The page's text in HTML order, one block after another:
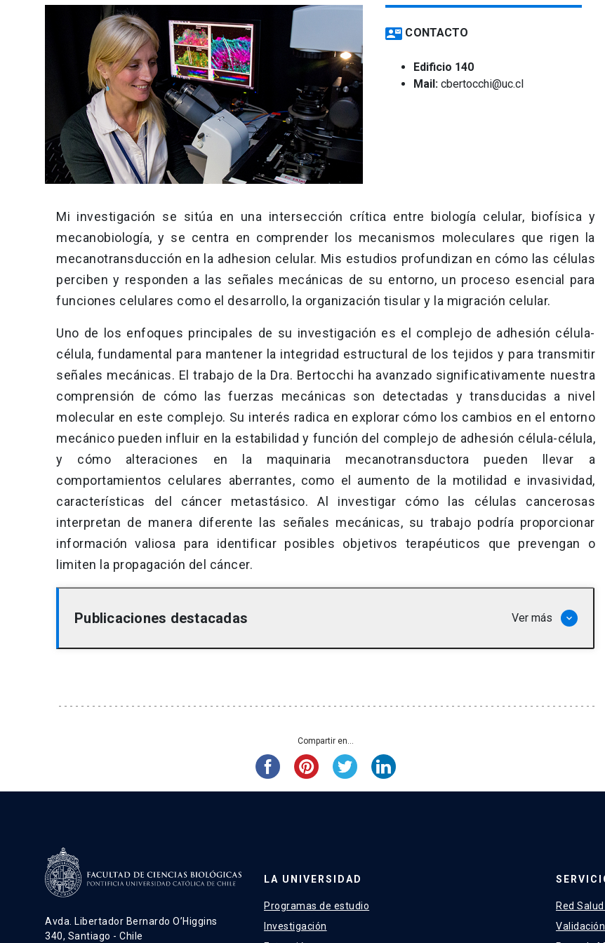
contact_mail CONTACTO
Edificio 140
Mail: cbertocchi@uc.cl
Mi investigación se sitúa en una intersección crítica entre biología celular, biofísica y
mecanobiología, y se centra en comprender los mecanismos moleculares que rigen la
mecanotransducción en la adhesion celular. Mis estudios profundizan en cómo las células
perciben y responden a las señales mecánicas de su entorno, un proceso esencial para
funciones celulares como el desarrollo, la organización tisular y la migración celular.
Uno de los enfoques principales de su investigación es el complejo de adhesión célula-
célula, fundamental para mantener la integridad estructural de los tejidos y para transmitir
señales mecánicas. El trabajo de la Dra. Bertocchi ha avanzado significativamente nuestra
comprensión de cómo las fuerzas mecánicas son detectadas y transducidas a nivel
molecular en este complejo. Su interés radica en explorar cómo los cambios en el entorno
mecánico pueden influir en la estabilidad y función del complejo de adhesión célula-célula,
y cómo alteraciones en la maquinaria mecanotransductora pueden llevar a
comportamientos celulares aberrantes, como el aumento de la motilidad e invasividad,
características del cáncer metastásico. Al investigar cómo las células cancerosas
interpretan de manera diferente las señales mecánicas, su trabajo podría proporcionar
información valiosa para identificar posibles objetivos terapéuticos que prevengan o
limiten la propagación del cáncer.
Publicaciones destacadas Ver más keyboard_arrow_down
Ravasio, A., Cheddadi, I., Chen, T., Pereira, T., Ong, H. T., Bertocchi, C., Brugues, A.,
Jacinto, A., Kabla, A. J., Toyama, Y., Trepat, X., & Gov, N. S. (2015). Gap geometry
molecular mechanisms for force transmission at adherens junctions via β-catenin-
vinculin interaction. Nat Commun 15, 5608 (2024). https://doi.org/10.1038/s41467-
024-49850-5
Compartir en...
Avda. Libertador Bernardo O’Higgins
340, Santiago - Chile
LA UNIVERSIDAD
Programas de estudio
Investigación
Red Salud